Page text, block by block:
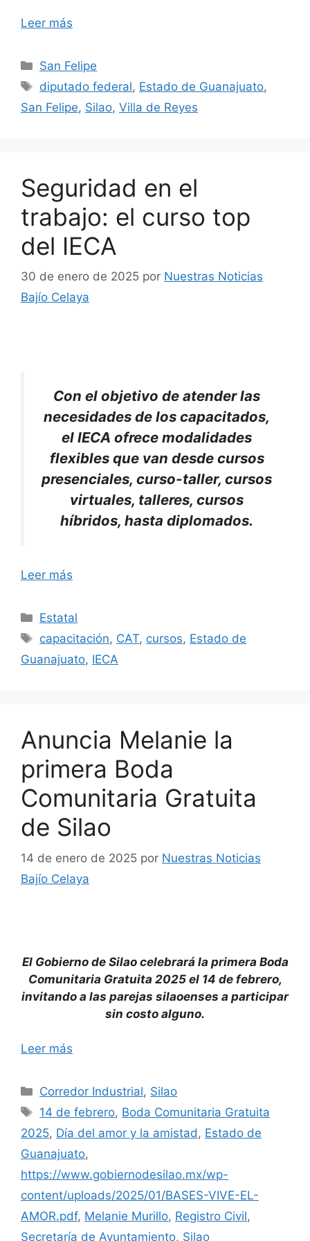
Leer más
Categorías
San Felipe
Etiquetas
diputado federal, Estado de Guanajuato,
San Felipe, Silao, Villa de Reyes
Seguridad en el
trabajo: el curso top
del IECA
30 de enero de 2025 por Nuestras Noticias
Bajío Celaya
Con el objetivo de atender las
necesidades de los capacitados,
el IECA ofrece modalidades
flexibles que van desde cursos
presenciales, curso-taller, cursos
virtuales, talleres, cursos
híbridos, hasta diplomados.
Leer más
Categorías
Estatal
Etiquetas
capacitación, CAT, cursos, Estado de
Guanajuato, IECA
Anuncia Melanie la
primera Boda
Comunitaria Gratuita
de Silao
14 de enero de 2025 por Nuestras Noticias
Bajío Celaya
El Gobierno de Silao celebrará la primera Boda
Comunitaria Gratuita 2025 el 14 de febrero,
invitando a las parejas silaoenses a participar
sin costo alguno.
Leer más
Categorías
Corredor Industrial, Silao
Etiquetas
14 de febrero, Boda Comunitaria Gratuita
2025, Día del amor y la amistad, Estado de
Guanajuato,
https://www.gobiernodesilao.mx/wp-
content/uploads/2025/01/BASES-VIVE-EL-
AMOR.pdf, Melanie Murillo, Registro Civil,
Secretaría de Ayuntamiento, Silao